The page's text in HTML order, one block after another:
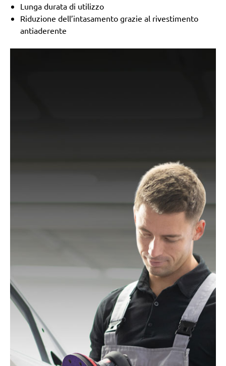
Lunga durata di utilizzo
Riduzione dell’intasamento grazie al rivestimento
antiaderente